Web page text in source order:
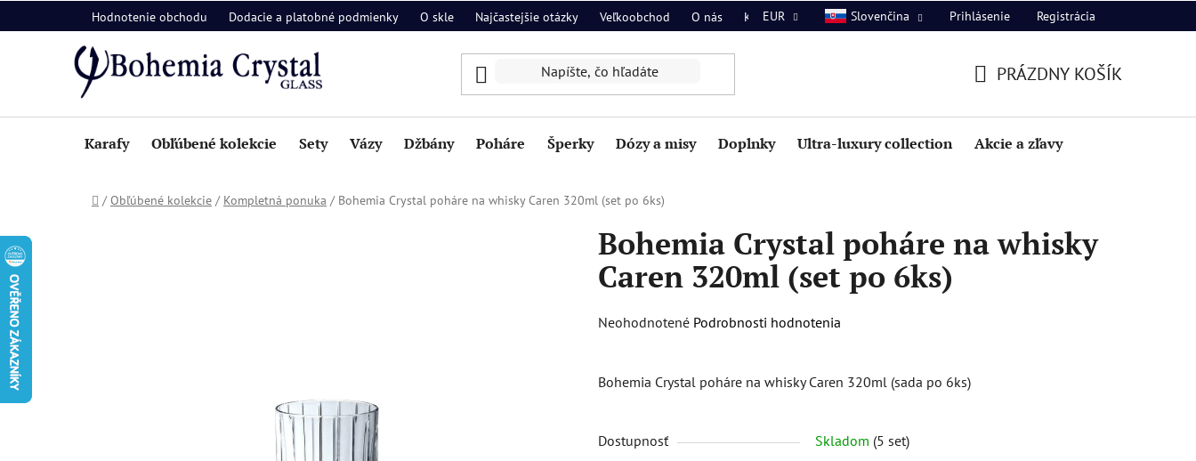
na
Hodnotenie obchodu Dodacie a platobné podmienky O skle Najčastejšie otázky Veľkoobchod O nás Kontakt
EUR Slovenčina Prihlásenie Registrácia
KOŠÍK
PRÁZDNY KOŠÍK
Karafy Obľúbené kolekcie Sety Vázy Džbány Poháre Šperky Dózy a misy Doplnky Ultra-luxury collection Akcie a zľavy
Domov
/ Obľúbené kolekcie / Kompletná ponuka / Bohemia Crystal poháre na whisky Caren 320ml (set po 6ks)
Bohemia Crystal poháre na whisky
Caren 320ml (set po 6ks)
Priemerné
je
z
Neohodnotené Podrobnosti hodnotenia
Bohemia Crystal poháre na whisky Caren 320ml (sada po 6ks)
Dostupnosť Skladom (5 set)